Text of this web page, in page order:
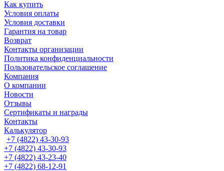
Как купить
Условия оплаты
Условия доставки
Гарантия на товар
Возврат
Контакты организации
Политика конфиденциальности
Пользовательское соглашение
Компания
О компании
Новости
Отзывы
Сертификаты и награды
Контакты
Калькулятор
+7 (4822) 43-30-93
+7 (4822) 43-30-93
+7 (4822) 43-23-40
+7 (4822) 68-12-91